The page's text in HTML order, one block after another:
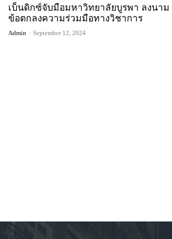
เบ็นดิกซ์จับมือมหาวิทยาลัยบูรพา ลงนาม
ข้อตกลงความร่วมมือทางวิชาการ
Admin - September 12, 2024